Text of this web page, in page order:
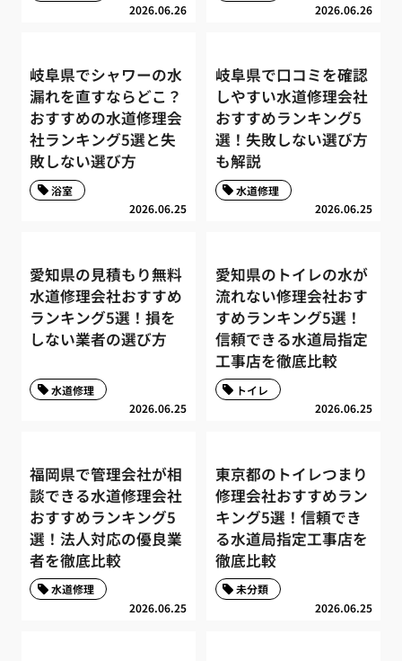
2026.06.26 2026.06.26
岐阜県でシャワーの水
漏れを直すならどこ？
おすすめの水道修理会
社ランキング5選と失
敗しない選び方
2026.06.25
浴室
岐阜県で口コミを確認
しやすい水道修理会社
おすすめランキング5
選！失敗しない選び方
も解説
2026.06.25
水道修理
愛知県の見積もり無料
水道修理会社おすすめ
ランキング5選！損を
しない業者の選び方
2026.06.25
水道修理
愛知県のトイレの水が
流れない修理会社おす
すめランキング5選！
信頼できる水道局指定
工事店を徹底比較
2026.06.25
トイレ
福岡県で管理会社が相
談できる水道修理会社
おすすめランキング5
選！法人対応の優良業
者を徹底比較
2026.06.25
水道修理
東京都のトイレつまり
修理会社おすすめラン
キング5選！信頼でき
る水道局指定工事店を
徹底比較
2026.06.25
未分類